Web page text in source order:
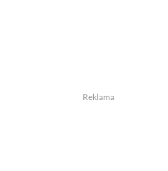
Reklama